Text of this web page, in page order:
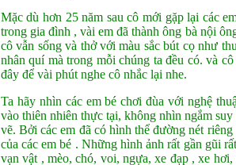
Mặc dù hơn 25 năm sau cô mới gặp lại các
trong gia đình , vài em đã thành ông bà nội
cô vẫn sống và thở với màu sắc bút cọ như
nhân quí mà trong mỗi chúng ta đều có. và
đây để vài phút nghe cô nhắc lại nhe.
Ta hãy nhìn các em bé chơi đùa với nghệ
vào thiên nhiên thực tại, không nhìn ngắm
vẽ. Bởi các em đã có hình thể đường nét
của các em bé . Những hình ảnh rất gần gũi
vạn vật , mèo, chó, voi, ngựa, xe đạp , xe